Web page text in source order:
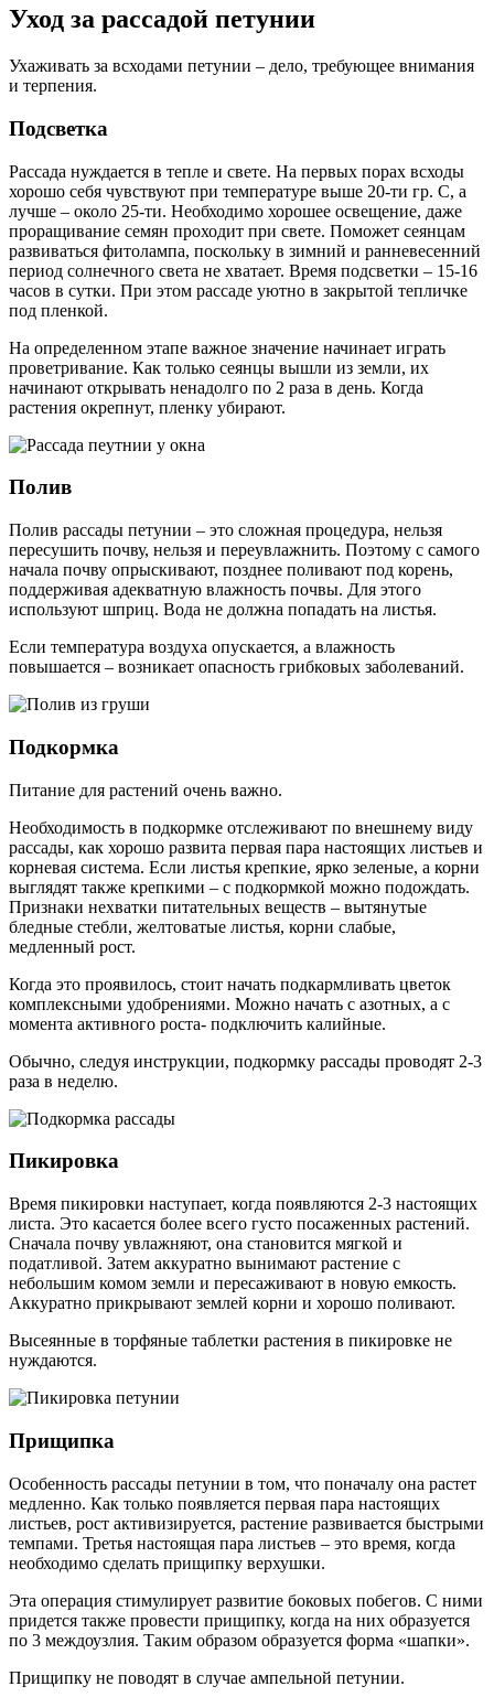
Уход за рассадой петунии
Ухаживать за всходами петунии – дело, требующее внимания
и терпения.
Подсветка
Рассада нуждается в тепле и свете. На первых порах всходы
хорошо себя чувствуют при температуре выше 20-ти гр. С, а
лучше – около 25-ти. Необходимо хорошее освещение, даже
проращивание семян проходит при свете. Поможет сеянцам
развиваться фитолампа, поскольку в зимний и ранневесенний
период солнечного света не хватает. Время подсветки – 15-16
часов в сутки. При этом рассаде уютно в закрытой тепличке
под пленкой.
На определенном этапе важное значение начинает играть
проветривание. Как только сеянцы вышли из земли, их
начинают открывать ненадолго по 2 раза в день. Когда
растения окрепнут, пленку убирают.
Полив
Полив рассады петунии – это сложная процедура, нельзя
пересушить почву, нельзя и переувлажнить. Поэтому с самого
начала почву опрыскивают, позднее поливают под корень,
поддерживая адекватную влажность почвы. Для этого
используют шприц. Вода не должна попадать на листья.
Если температура воздуха опускается, а влажность
повышается – возникает опасность грибковых заболеваний.
Подкормка
Питание для растений очень важно.
Необходимость в подкормке отслеживают по внешнему виду
рассады, как хорошо развита первая пара настоящих листьев и
корневая система. Если листья крепкие, ярко зеленые, а корни
выглядят также крепкими – с подкормкой можно подождать.
Признаки нехватки питательных веществ – вытянутые
бледные стебли, желтоватые листья, корни слабые,
медленный рост.
Когда это проявилось, стоит начать подкармливать цветок
комплексными удобрениями. Можно начать с азотных, а с
момента активного роста- подключить калийные.
Обычно, следуя инструкции, подкормку рассады проводят 2-3
раза в неделю.
Пикировка
Время пикировки наступает, когда появляются 2-3 настоящих
листа. Это касается более всего густо посаженных растений.
Сначала почву увлажняют, она становится мягкой и
податливой. Затем аккуратно вынимают растение с
небольшим комом земли и пересаживают в новую емкость.
Аккуратно прикрывают землей корни и хорошо поливают.
Высеянные в торфяные таблетки растения в пикировке не
нуждаются.
Прищипка
Особенность рассады петунии в том, что поначалу она растет
медленно. Как только появляется первая пара настоящих
листьев, рост активизируется, растение развивается быстрыми
темпами. Третья настоящая пара листьев – это время, когда
необходимо сделать прищипку верхушки.
Эта операция стимулирует развитие боковых побегов. С ними
придется также провести прищипку, когда на них образуется
по 3 междоузлия. Таким образом образуется форма «шапки».
Прищипку не поводят в случае ампельной петунии.